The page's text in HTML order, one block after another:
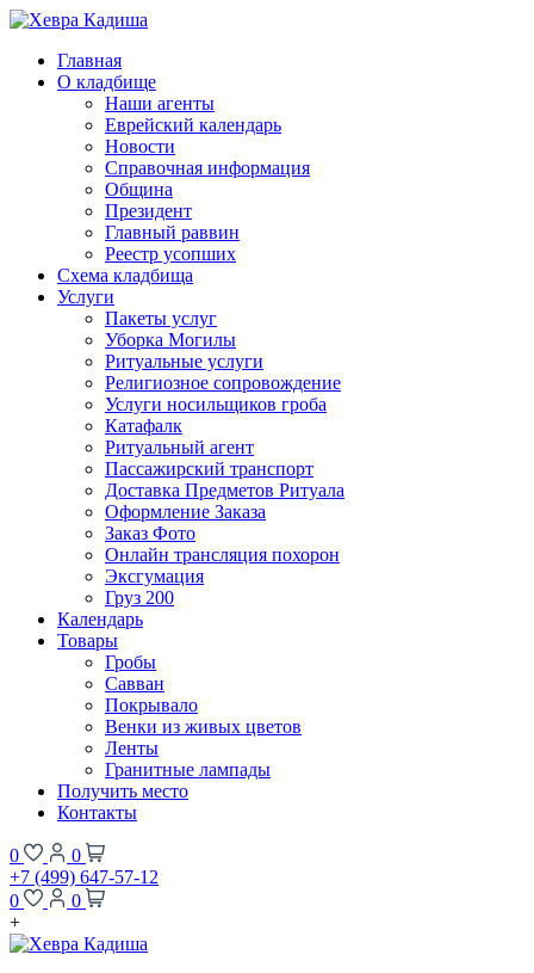
Главная
О кладбище
Наши агенты
Еврейский календарь
Новости
Справочная информация
Община
Президент
Главный раввин
Реестр усопших
Схема кладбища
Услуги
Пакеты услуг
Уборка Могилы
Ритуальные услуги
Религиозное сопровождение
Услуги носильщиков гроба
Катафалк
Ритуальный агент
Пассажирский транспорт
Доставка Предметов Ритуала
Оформление Заказа
Заказ Фото
Онлайн трансляция похорон
Эксгумация
Груз 200
Календарь
Товары
Гробы
Савван
Покрывало
Венки из живых цветов
Ленты
Гранитные лампады
Получить место
Контакты
0
0
+7 (499) 647-57-12
0
0
+